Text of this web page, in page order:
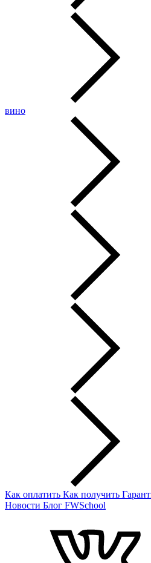
вино
Как оплатить Как получить
Новости Блог FWSchool